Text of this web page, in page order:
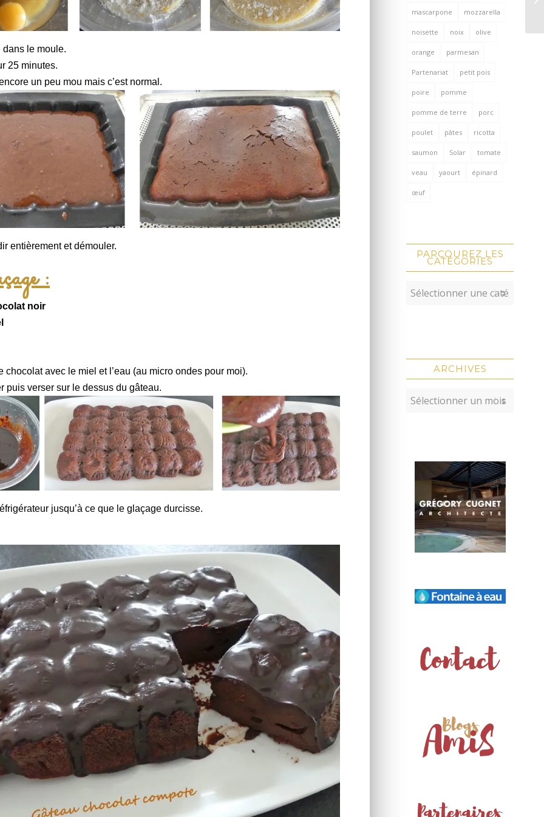
dans le moule.
25 minutes.
un peu mou mais c’est normal.
entièrement et démouler.
:
noir
chocolat avec le miel et l’eau (au micro ondes pour moi).
puis verser sur le dessus du gâteau.
jusqu’à ce que le glaçage durcisse.
mascarpone mozzarella
noisette noix olive
orange parmesan
Partenariat petit pois
poire pomme
pomme de terre porc
poulet pâtes ricotta
saumon Solar tomate
veau yaourt épinard
œuf
PARCOUREZ LES
CATÉGORIES
ARCHIVES